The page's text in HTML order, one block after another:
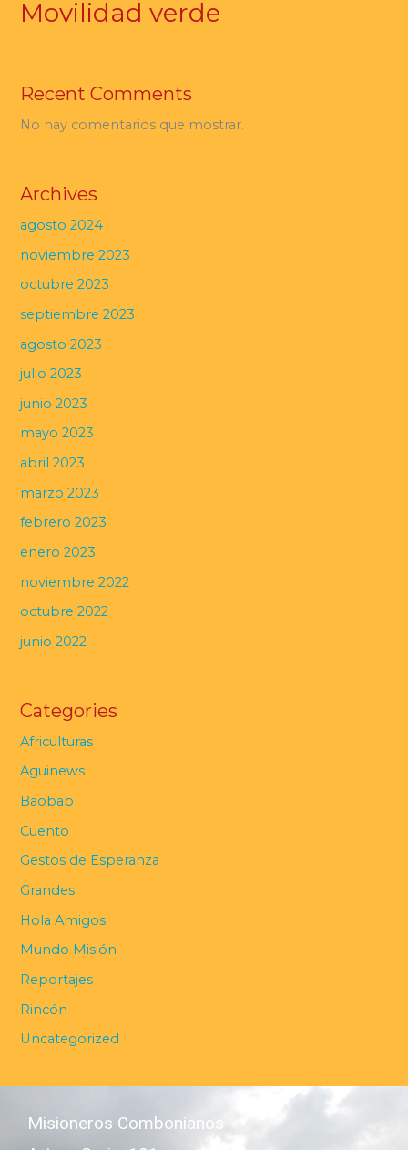
Movilidad verde
Recent Comments
No hay comentarios que mostrar.
Archives
agosto 2024
noviembre 2023
octubre 2023
septiembre 2023
agosto 2023
julio 2023
junio 2023
mayo 2023
abril 2023
marzo 2023
febrero 2023
enero 2023
noviembre 2022
octubre 2022
junio 2022
Categories
Africulturas
Aguinews
Baobab
Cuento
Gestos de Esperanza
Grandes
Hola Amigos
Mundo Misión
Reportajes
Rincón
Uncategorized
Misioneros Combonianos